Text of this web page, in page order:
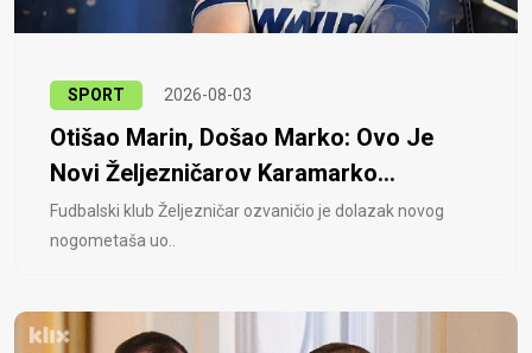
SPORT 2026-08-03
Otišao Marin, Došao Marko: Ovo Je
Novi Željezničarov Karamarko...
Fudbalski klub Željezničar ozvaničio je dolazak novog
nogometaša uo..